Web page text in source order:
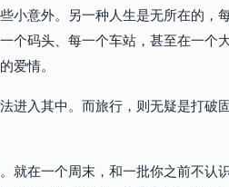
小意外。另一种人生是无所在的，
个码头、每一个车站，甚至在一个
爱情。
进入其中。而旅行，则无疑是打破
就在一个周末，和一批你之前不认